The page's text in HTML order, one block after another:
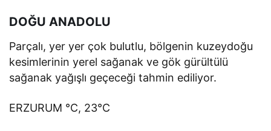
DOĞU ANADOLU
Parçalı, yer yer çok bulutlu, bölgenin kuzeydoğu
kesimlerinin yerel sağanak ve gök gürültülü
sağanak yağışlı geçeceği tahmin ediliyor.
ERZURUM °C, 23°C